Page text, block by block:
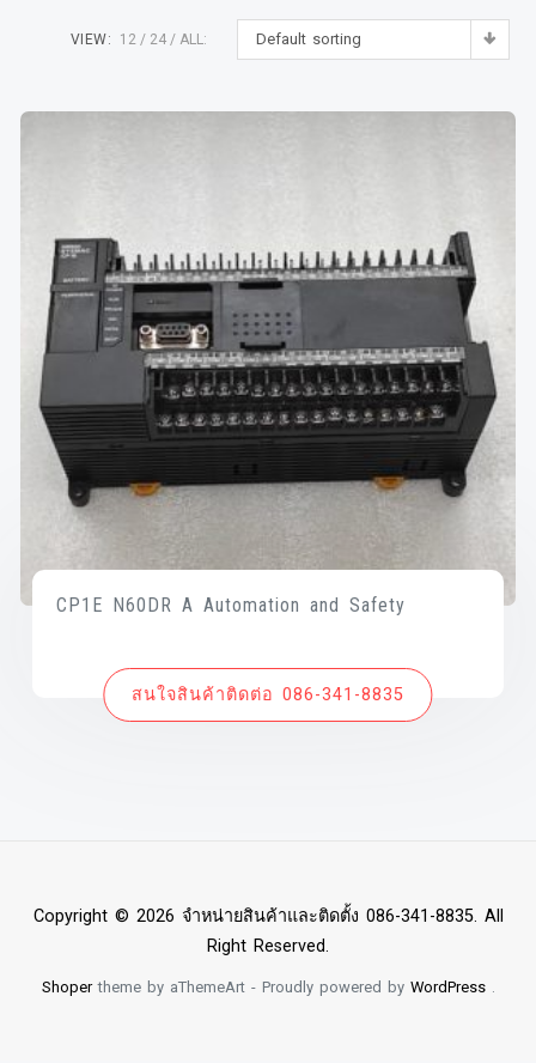
Default sorting
VIEW: 12 24 ALL:
CP1E N60DR A Automation and Safety
สนใจสินค้าติดต่อ 086-341-8835
Copyright © 2026 จำหน่ายสินค้าและติดตั้ง 086-341-8835. All
Right Reserved.
Shopertheme by aThemeArt - Proudly powered by WordPress.